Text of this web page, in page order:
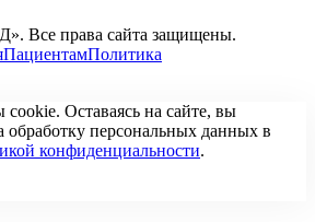
Все права сайта защищены.
ПациентамПолитика
Оставаясь на сайте, вы
обработку персональных данных в
конфиденциальности.